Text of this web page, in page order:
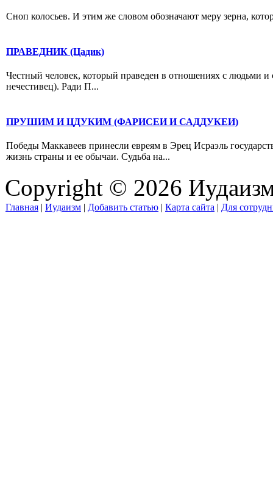
Сноп колосьев. И этим же словом обозначают меру зерна,
ПРАВЕДНИК (Цадик)
Честный человек, который праведен в отношениях с людьми
нечестивец). Ради П...
ПРУШИМ И ЦДУКИМ (ФАРИСЕИ И САДДУКЕИ)
Победы Маккавеев принесли евреям в Эрец Исраэль
жизнь страны и ее обычаи. Судьба на...
Copyright © 2026
Главная | Иудаизм | Добавить статью | Карта сайта | Для